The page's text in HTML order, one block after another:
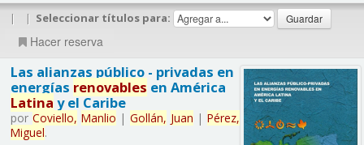
| | Seleccionar títulos para:
Hacer reserva
Las alianzas público - privadas en
energías renovables en América
Latina y el Caribe
por Coviello, Manlio | Gollán, Juan | Pérez,
Miguel.